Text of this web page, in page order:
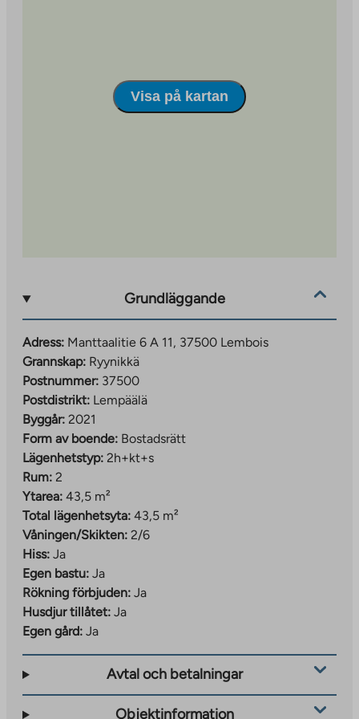
Visa på kartan
Grundläggande
Adress: Manttaalitie 6 A 11, 37500 Lembois
Grannskap: Ryynikkä
Postnummer: 37500
Postdistrikt: Lempäälä
Byggår: 2021
Form av boende: Bostadsrätt
Lägenhetstyp: 2h+kt+s
Rum: 2
Ytarea: 43,5 m²
Total lägenhetsyta: 43,5 m²
Våningen/Skikten: 2/6
Hiss: Ja
Egen bastu: Ja
Rökning förbjuden: Ja
Husdjur tillåtet: Ja
Egen gård: Ja
Avtal och betalningar
Objektinformation